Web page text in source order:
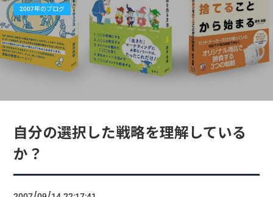
2007年のブログ
自分の選択した戦略を理解している
か？